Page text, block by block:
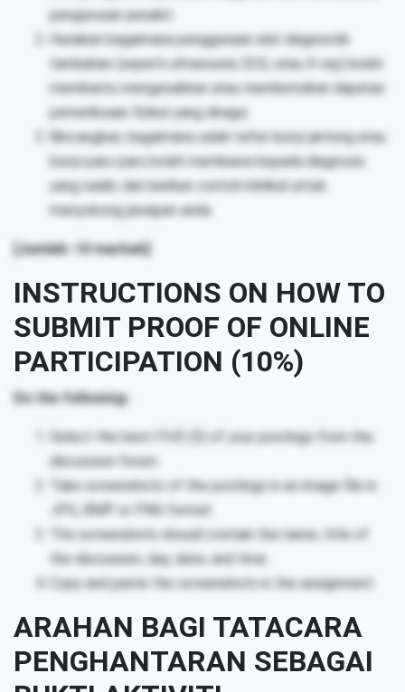
pengurusan pesakit.
Huraikan bagaimana penggunaan alat diagnostik
tambahan (seperti ultrasound, ECG, atau X-ray) boleh
membantu mengesahkan atau membetulkan dapatan
pemeriksaan fizikal yang diragui.
Bincangkan, bagaimana salah tafsir bunyi jantung atau
bunyi paru-paru boleh membawa kepada diagnosis
yang salah, dan berikan contoh klinikal untuk
menyokong jawapan anda.
[Jumlah: 10 markah]
INSTRUCTIONS ON HOW TO
SUBMIT PROOF OF ONLINE
PARTICIPATION (10%)
Do the following:
Select the best FIVE (5) of your postings from the
discussion forum.
Take screenshots of the postings in an image file in
JPG, BMP or PNG format.
The screenshots should contain the name, title of
the discussion, day, date, and time.
Copy and paste the screenshots in the assignment.
ARAHAN BAGI TATACARA
PENGHANTARAN SEBAGAI